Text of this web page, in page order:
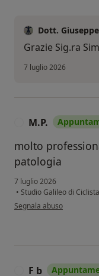
Dott.
Grazie Sig.ra
7 luglio 2026
M.P.
molto
patologia
7 luglio 2026
• Studio Galileo di
secondo l'opinione
Segnala abuso
F b